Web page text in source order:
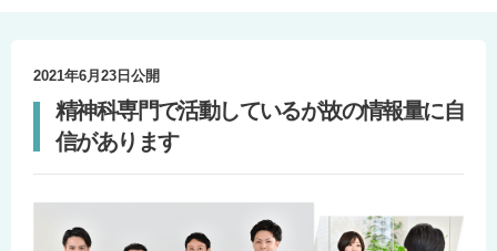
2021年6月23日 公開
精神科専門で活動しているが故の情報量に自
信があります